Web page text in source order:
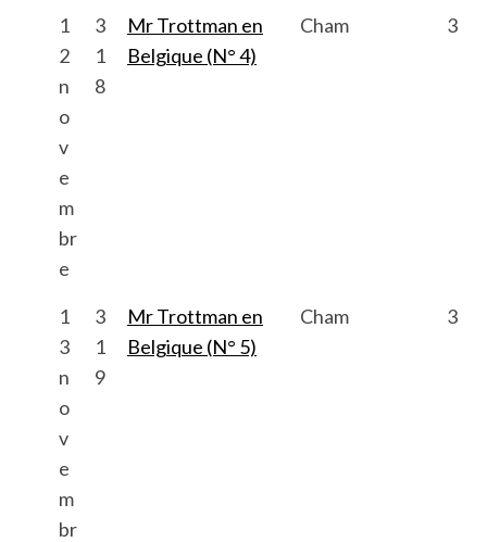
1
2
n
o
v
e
m
br
e
3
1
8
Mr Trottman en
Belgique (N° 4)
Cham 3
1
3
n
o
v
e
m
br
3
1
9
Mr Trottman en
Belgique (N° 5)
Cham 3